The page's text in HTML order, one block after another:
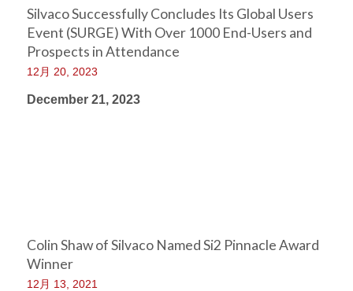
Silvaco Successfully Concludes Its Global Users
Event (SURGE) With Over 1000 End-Users and
Prospects in Attendance
12月 20, 2023
December 21, 2023
Colin Shaw of Silvaco Named Si2 Pinnacle Award
Winner
12月 13, 2021